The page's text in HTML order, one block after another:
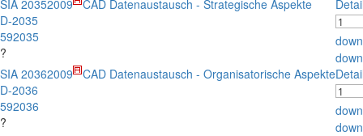
SIA 2035
D-2035
592035
?
2009 CAD Datenaustausch - Strategische Aspekte
SIA 2036
D-2036
592036
?
2009 CAD Datenaustausch - Organisatorische Aspekte